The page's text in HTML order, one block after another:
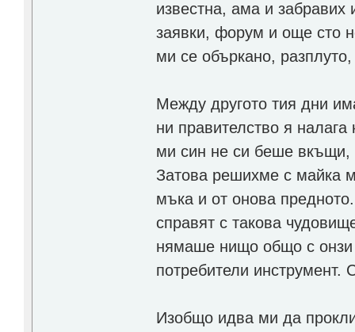
известна, ама и
заявки, форум и още сто
ми се объркано,
Между другото тия дни
ни правителство я
ми син не си беше вкъщи,
Затова решихме с майка
мъка и от онова
справят с такова
нямаше нищо общо с онзи
потребители инструмент.
Изобщо идва ми да